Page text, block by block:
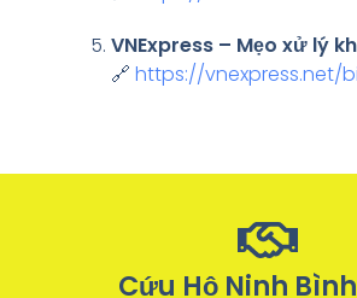
VNExpress – Mẹo xử lý
🔗 https://vnexpress.net/
Cứu Hộ Ninh